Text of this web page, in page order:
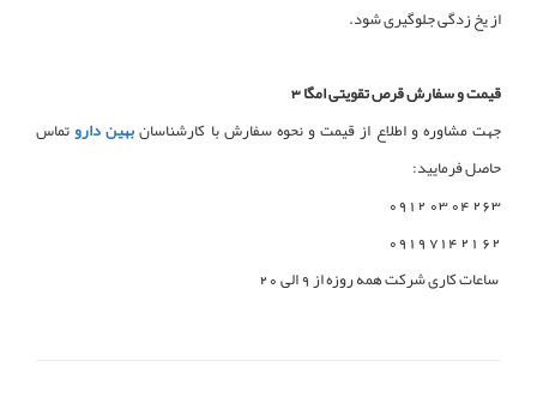
از یخ زدگی جلوگیری شود.
قیمت و سفارش قرص تقویتی امگا 3
جهت مشاوره و اطلاع از قیمت و نحوه سفارش با کارشناسانبهین داروتماس
حاصل فرمایید:
263 04 03 0912
62 21 714 0919
ساعات کاری شرکت همه روزه از 9 الی 20